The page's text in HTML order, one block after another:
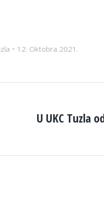
12. Oktobra 2021.
U UKC Tuzla